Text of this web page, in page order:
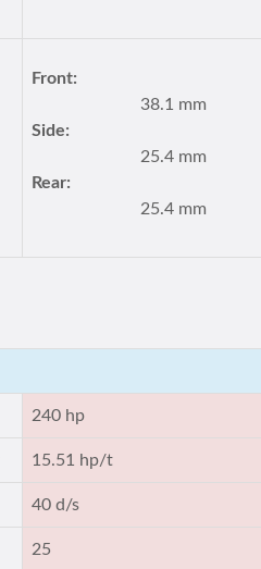
Front:
38.1 mm
Side:
25.4 mm
Rear:
25.4 mm
240 hp
15.51 hp/t
40 d/s
25